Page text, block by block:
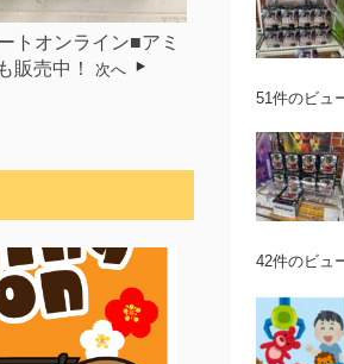
オンライン■アミ
販売中！
次へ
51件のビュ
42件のビュ